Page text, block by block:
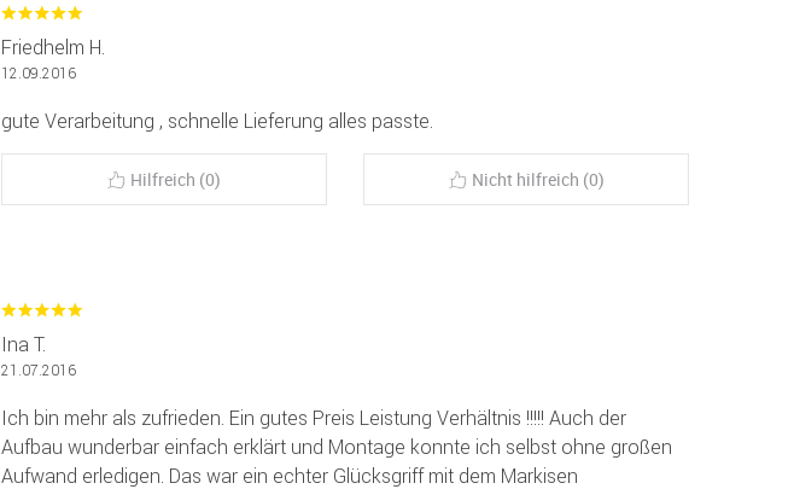
Friedhelm H.
12.09.2016
gute Verarbeitung , schnelle Lieferung alles passte.
Hilfreich (0) Nicht hilfreich (0)
Ina T.
21.07.2016
Ich bin mehr als zufrieden. Ein gutes Preis Leistung Verhältnis !!!!! Auch der
Aufbau wunderbar einfach erklärt und Montage konnte ich selbst ohne großen
Aufwand erledigen. Das war ein echter Glücksgriff mit dem Markisen